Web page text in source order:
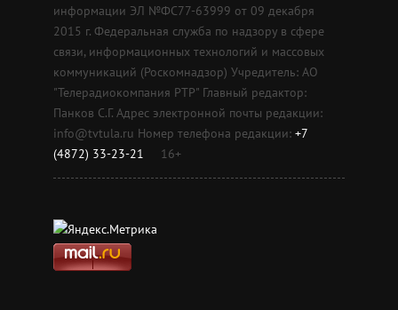
информации ЭЛ №ФС77-63999 от 09 декабря
2015 г. Федеральная служба по надзору в сфере
связи, информационных технологий и массовых
коммуникаций (Роскомнадзор) Учредитель: АО
"Телерадиокомпания РТР" Главный редактор:
Панков С.Г. Адрес электронной почты редакции:
info@tvtula.ru Номер телефона редакции: +7
(4872) 33-23-21
16+